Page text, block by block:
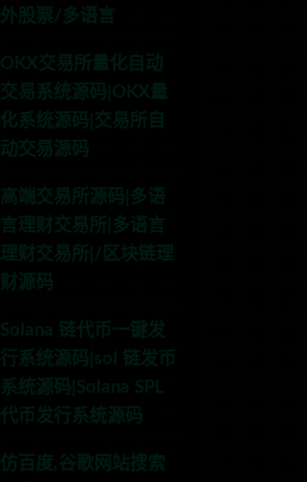
外股票/多语言
OKX交易所量化自动
交易系统源码|OKX量
化系统源码|交易所自
动交易源码
高端交易所源码|多语
言理财交易所|多语言
理财交易所|/区块链理
财源码
Solana 链代币一键发
行系统源码|sol 链发币
系统源码|Solana SPL
代币发行系统源码
仿百度,谷歌网站搜索